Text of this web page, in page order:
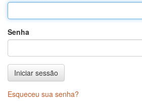
Senha
Iniciar sessão
Esqueceu sua senha?